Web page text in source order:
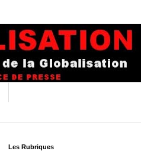
Les Rubriques